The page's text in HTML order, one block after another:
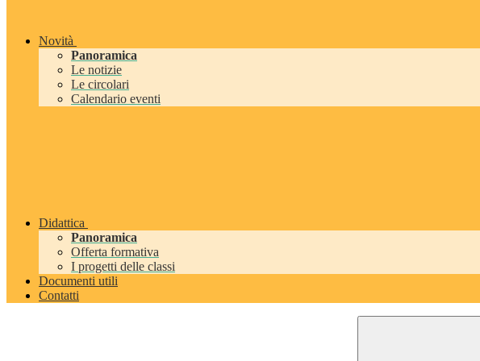
Novità
Panoramica
Le notizie
Le circolari
Calendario eventi
Didattica
Panoramica
Offerta formativa
I progetti delle classi
Documenti utili
Contatti